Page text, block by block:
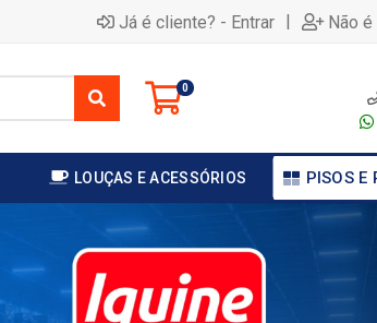
Já é cliente? - Entrar | Não
0
LOUÇAS E ACESSÓRIOS PISOS E